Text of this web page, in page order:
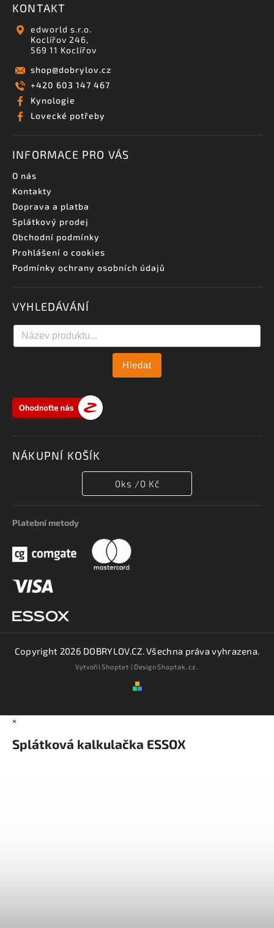
KONTAKT
edworld s.r.o.
Koclířov 246,
569 11 Koclířov
shop@dobrylov.cz
+420 603 147 467
Kynologie
Lovecké potřeby
INFORMACE PRO VÁS
O nás
Kontakty
Doprava a platba
Splátkový prodej
Obchodní podmínky
Prohlášení o cookies
Podmínky ochrany osobních údajů
VYHLEDÁVÁNÍ
Hledat
NÁKUPNÍ KOŠÍK
0ks /0 Kč
Platební metody
Copyright 2026 DOBRYLOV.CZ. Všechna práva vyhrazena.
VytvořilShoptet | DesignShoptak.cz.
×
Splátková kalkulačka ESSOX